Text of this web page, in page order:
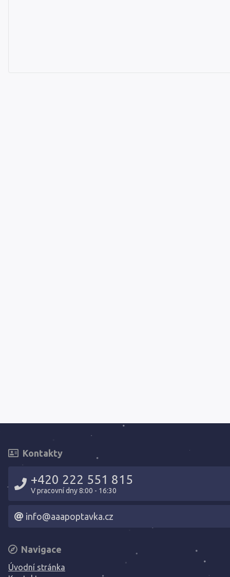
Kontakty
+420 222 551 815
V pracovní dny 8:00 - 16:30
info@aaapoptavka.cz
Navigace
Úvodní stránka